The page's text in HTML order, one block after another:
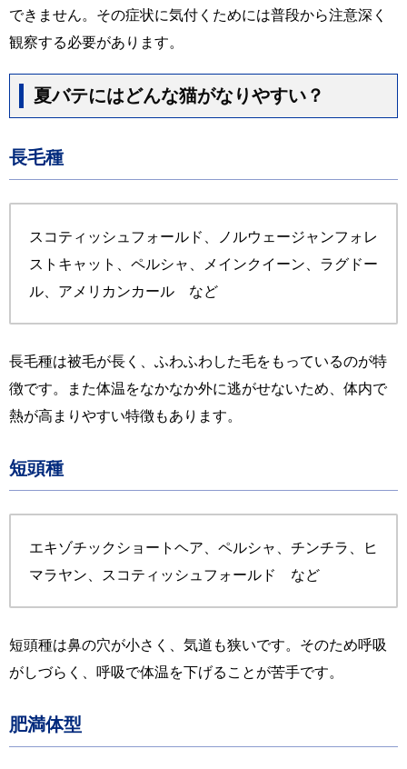
できません。その症状に気付くためには普段から注意深く
観察する必要があります。
夏バテにはどんな猫がなりやすい？
長毛種
スコティッシュフォールド、ノルウェージャンフォレ
ストキャット、ペルシャ、メインクイーン、ラグドー
ル、アメリカンカール など
長毛種は被毛が長く、ふわふわした毛をもっているのが特
徴です。また体温をなかなか外に逃がせないため、体内で
熱が高まりやすい特徴もあります。
短頭種
エキゾチックショートヘア、ペルシャ、チンチラ、ヒ
マラヤン、スコティッシュフォールド など
短頭種は鼻の穴が小さく、気道も狭いです。そのため呼吸
がしづらく、呼吸で体温を下げることが苦手です。
肥満体型